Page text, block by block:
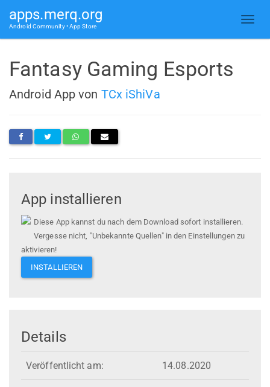
apps.merq.org
Android Community • App Store
Fantasy Gaming Esports
Android App von TCx iShiVa
App installieren
Diese App kannst du nach dem Download sofort installieren.
Vergesse nicht, "Unbekannte Quellen" in den Einstellungen zu
aktivieren!
INSTALLIEREN
Details
Veröffentlicht am: 14.08.2020